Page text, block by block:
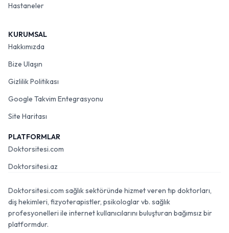
Hastaneler
KURUMSAL
Hakkımızda
Bize Ulaşın
Gizlilik Politikası
Google Takvim Entegrasyonu
Site Haritası
PLATFORMLAR
Doktorsitesi.com
Doktorsitesi.az
Doktorsitesi.com sağlık sektöründe hizmet veren tıp doktorları,
diş hekimleri, fizyoterapistler, psikologlar vb. sağlık
profesyonelleri ile internet kullanıcılarını buluşturan bağımsız bir
platformdur.